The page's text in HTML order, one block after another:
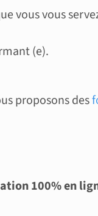
vous
(e).
proposons des
100% en